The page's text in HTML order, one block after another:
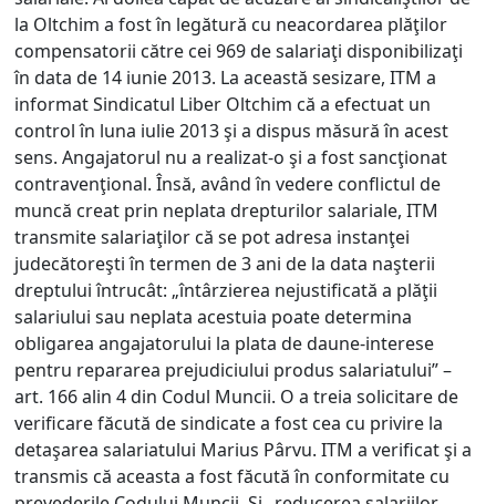
la Oltchim a fost în legătură cu neacordarea plăţilor
compensatorii către cei 969 de salariaţi disponibilizaţi
în data de 14 iunie 2013. La această sesizare, ITM a
informat Sindicatul Liber Oltchim că a efectuat un
control în luna iulie 2013 şi a dispus măsură în acest
sens. Angajatorul nu a realizat-o şi a fost sancţionat
contravenţional. Însă, având în vedere conflictul de
muncă creat prin neplata drepturilor salariale, ITM
transmite salariaţilor că se pot adresa instanţei
judecătoreşti în termen de 3 ani de la data naşterii
dreptului întrucât: „întârzierea nejustificată a plăţii
salariului sau neplata acestuia poate determina
obligarea angajatorului la plata de daune-interese
pentru repararea prejudiciului produs salariatului” –
art. 166 alin 4 din Codul Muncii. O a treia solicitare de
verificare făcută de sindicate a fost cea cu privire la
detaşarea salariatului Marius Pârvu. ITM a verificat şi a
transmis că aceasta a fost făcută în conformitate cu